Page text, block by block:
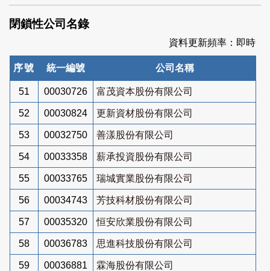
索
閉鎖性公司名錄
資料更新頻率：即時
序號 統一編號 公司名稱
51 00030726 富茂資本股份有限公司
52 00030824 更新資材股份有限公司
53 00032750 善漾股份有限公司
54 00033358 薪承投資股份有限公司
55 00033765 瑞城實業股份有限公司
56 00034743 芳技科材股份有限公司
57 00035320 恒安欣業股份有限公司
58 00036783 思進科技股份有限公司
59 00036881 霖海股份有限公司